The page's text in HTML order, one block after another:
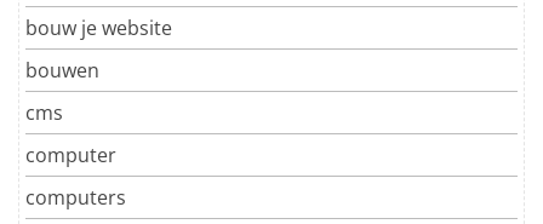
bouw je website
bouwen
cms
computer
computers